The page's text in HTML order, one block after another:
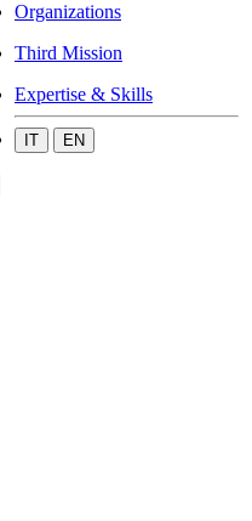
Organizations
Third Mission
Expertise & Skills
IT EN